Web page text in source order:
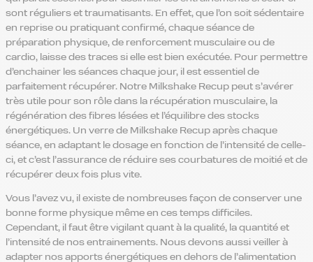
sont réguliers et traumatisants. En effet, que l’on soit sédentaire
en reprise ou pratiquant confirmé, chaque séance de
préparation physique, de renforcement musculaire ou de
cardio, laisse des traces si elle est bien exécutée. Pour permettre
d’enchainer les séances chaque jour, il est essentiel de
parfaitement récupérer. Notre Milkshake Recup peut s’avérer
très utile pour son rôle dans la récupération musculaire, la
régénération des fibres lésées et l’équilibre des stocks
énergétiques. Un verre de Milkshake Recup après chaque
séance, en adaptant le dosage en fonction de l’intensité de celle-
ci, et c’est l’assurance de réduire ses courbatures de moitié et de
récupérer deux fois plus vite.
Vous l’avez vu, il existe de nombreuses façon de conserver une
bonne forme physique même en ces temps difficiles.
Cependant, il faut être vigilant quant à la qualité, la quantité et
l’intensité de nos entrainements. Nous devons aussi veiller à
adapter nos apports énergétiques en dehors de l’alimentation